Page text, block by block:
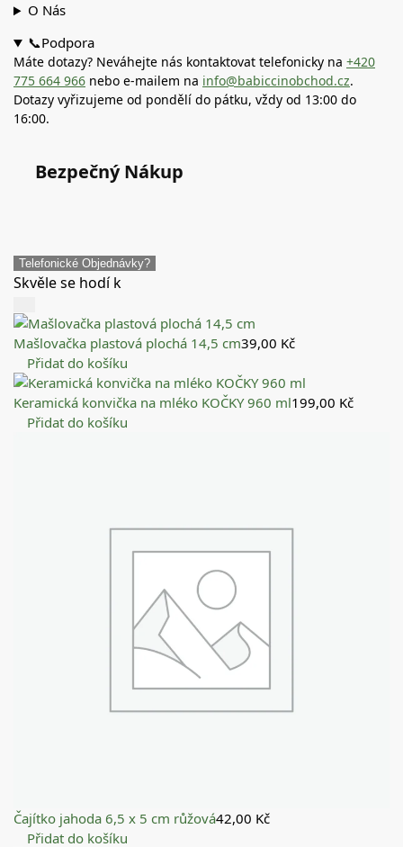
O Nás
📞Podpora
Máte dotazy? Neváhejte nás kontaktovat telefonicky na +420
775 664 966 nebo e-mailem na info@babiccinobchod.cz.
Dotazy vyřizujeme od pondělí do pátku, vždy od 13:00 do
16:00.
Bezpečný Nákup
Telefonické Objednávky?
Mašlovačka plastová plochá 14,5 cm39,00 Kč
Přidat do košíku
Keramická konvička na mléko KOČKY 960 ml199,00 Kč
Přidat do košíku
Čajítko jahoda 6,5 x 5 cm růžová42,00 Kč
Přidat do košíku